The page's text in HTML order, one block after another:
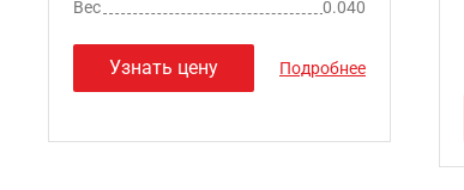
Вес
0.040
Узнать цену Подробнее